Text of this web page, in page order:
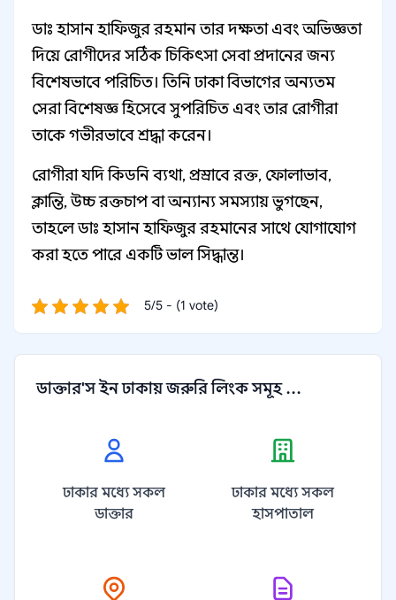
ডাঃ হাসান হাফিজুর রহমান তার দক্ষতা এবং অভিজ্ঞতা
দিয়ে রোগীদের সঠিক চিকিৎসা সেবা প্রদানের জন্য
বিশেষভাবে পরিচিত। তিনি ঢাকা বিভাগের অন্যতম
সেরা বিশেষজ্ঞ হিসেবে সুপরিচিত এবং তার রোগীরা
তাকে গভীরভাবে শ্রদ্ধা করেন।
রোগীরা যদি কিডনি ব্যথা, প্রস্রাবে রক্ত, ফোলাভাব,
ক্লান্তি, উচ্চ রক্তচাপ বা অন্যান্য সমস্যায় ভুগছেন,
তাহলে ডাঃ হাসান হাফিজুর রহমানের সাথে যোগাযোগ
করা হতে পারে একটি ভাল সিদ্ধান্ত।
5/5 - (1 vote)
ডাক্তার'স ইন ঢাকায় জরুরি লিংক সমূহ ...
ঢাকার মধ্যে সকল
ডাক্তার
ঢাকার মধ্যে সকল
হাসপাতাল